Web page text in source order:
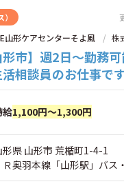
山形ケアセンターそよ風 株
形市】週2日～勤務
相談員のお仕事で
給1,100円～1,300円
形県 山形市 荒楯町1-4-1
Ｒ奥羽本線「山形駅」バス